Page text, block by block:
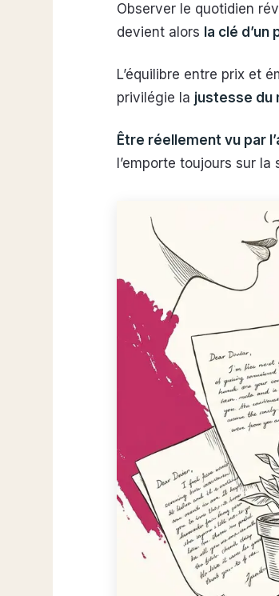
Observer le quotidien
devient alors la clé
L’équilibre entre prix et
privilégie la justesse du
Être réellement vu par
l’emporte toujours sur